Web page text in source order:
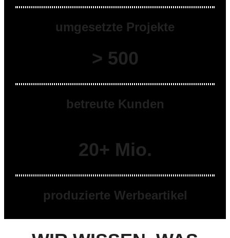
umgesetzte Projekte
> 500
betreute Kunden
20+ Mio.
produzierte Werbeartikel